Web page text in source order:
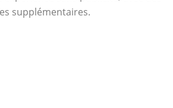
supplémentaires.